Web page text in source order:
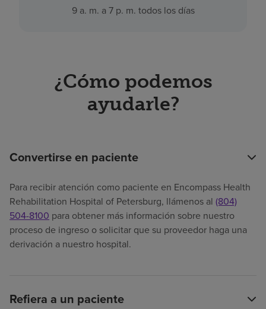
9 a. m. a 7 p. m. todos los días
¿Cómo podemos
ayudarle?
Convertirse en paciente
Para recibir atención como paciente en Encompass Health
Rehabilitation Hospital of Petersburg, llámenos al (804)
504-8100 para obtener más información sobre nuestro
proceso de ingreso o solicitar que su proveedor haga una
derivación a nuestro hospital.
Refiera a un paciente